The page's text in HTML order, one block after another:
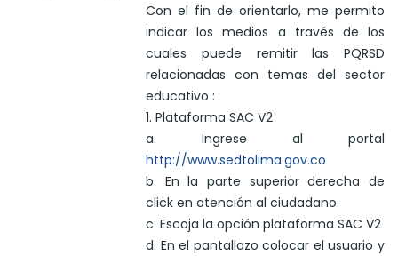
Con el fin de orientarlo, me permito
indicar los medios a través de los
cuales puede remitir las PQRSD
relacionadas con temas del sector
educativo :
1. Plataforma SAC V2
a. Ingrese al portal
http://www.sedtolima.gov.co
b. En la parte superior derecha de
click en atención al ciudadano.
c. Escoja la opción plataforma SAC V2
d. En el pantallazo colocar el usuario y